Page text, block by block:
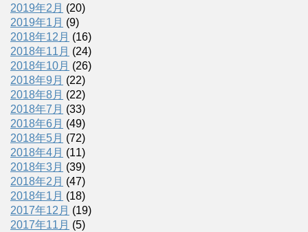
2019年2月 (20)
2019年1月 (9)
2018年12月 (16)
2018年11月 (24)
2018年10月 (26)
2018年9月 (22)
2018年8月 (22)
2018年7月 (33)
2018年6月 (49)
2018年5月 (72)
2018年4月 (11)
2018年3月 (39)
2018年2月 (47)
2018年1月 (18)
2017年12月 (19)
2017年11月 (5)